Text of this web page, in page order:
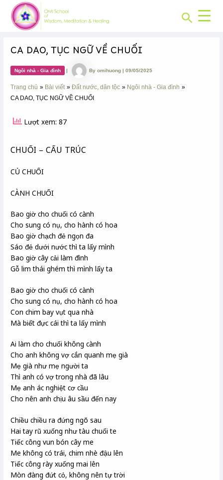
content
Search
CA DAO, TỤC NGỮ VỀ CHUỐI
Ngôi nhà - Gia đình | Byomihuong|09/05/2025
Trang chủ Bài viết Đất nước, dân tộc
Ngôi nhà - Gia đình
CA DAO, TỤC NGỮ VỀ CHUỐI
Lượt xem: 87
CHUỐI – CẤU TRÚC
CỦ CHUỐI
CÀNH CHUỐI
Bao giờ cho chuối có cành
Cho sung có nụ, cho hành có hoa
Bao giờ chạch đẻ ngọn đa
Sáo đẻ dưới nước thì ta lấy mình
Bao giờ cây cải làm đình
Gỗ lim thái ghém thì mình lấy ta
Bao giờ cho chuối có cành
Cho sung có nụ, cho hành có hoa
Con chim bay vụt qua nhà
Mà biết đực cái thì ta lấy mình
Ai làm cho chuối không cành
Cho anh không vợ cắn quanh mẹ già
Mẹ già như mẹ người ta
Thì anh có vợ trong nhà đã lâu
Mẹ anh ác nghiệt cơ cầu
Cho nên anh chịu âu sầu đến nay
Chiều chiều ra đứng ngõ sau
Hai tay rũ xuống như tàu chuối te
Tiếc công vun bón cây me
Me không có trái, chim nhè đậu lên
Tiếc công rày xuống mai lên
Mòn đàng đứt cỏ, không nên tự trời
Post
navigation
CHUYÊN
MỤC: